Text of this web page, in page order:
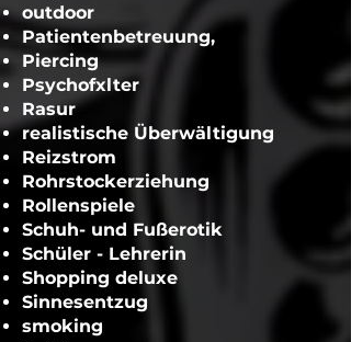
outdoor
Patientenbetreuung,
Piercing
Psychofxlter
Rasur
realistische Überwältigung
Reizstrom
Rohrstockerziehung
Rollenspiele
Schuh- und Fußerotik
Schüler - Lehrerin
Shopping deluxe
Sinnesentzug
smoking